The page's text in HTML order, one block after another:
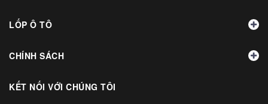
LỐP Ô TÔ
CHÍNH SÁCH
KẾT NỐI VỚI CHÚNG TÔI